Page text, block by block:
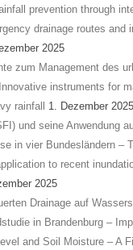
prevention through
drainage routes and
2025
zum Management des
instruments for
rainfall
1. Dezember 2025
und seine Anwendung
in vier Bundesländern –
to recent
2025
Drainage auf
in Brandenburg –
and Soil Moisture – A